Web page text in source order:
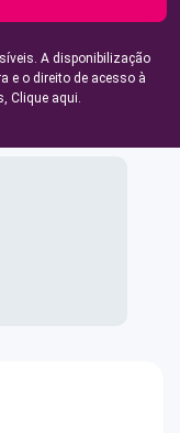
A disponibilização
e o direito de acesso à
Clique aqui.